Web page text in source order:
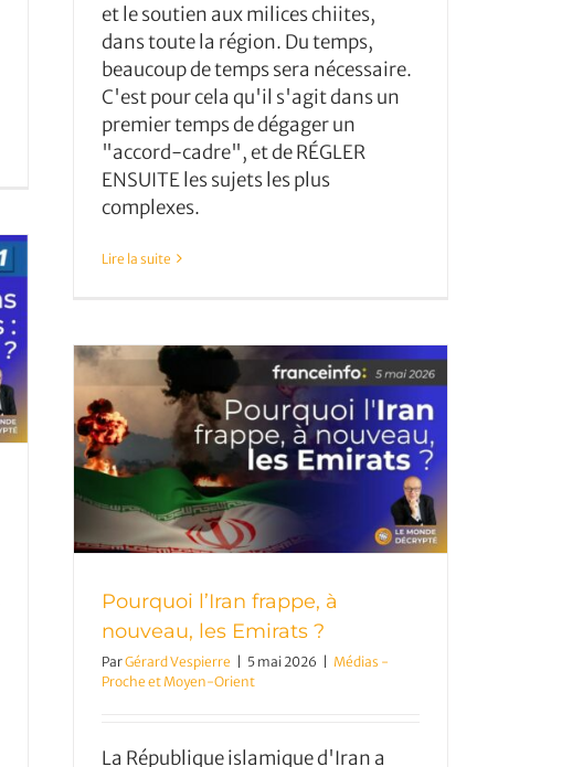
et le soutien aux milices chiites,
dans toute la région. Du temps,
beaucoup de temps sera nécessaire.
C'est pour cela qu'il s'agit dans un
premier temps de dégager un
"accord-cadre", et de RÉGLER
ENSUITE les sujets les plus
complexes.
Lire la suite
Pourquoi l’Iran frappe, à
nouveau, les Emirats ?
ParGérard Vespierre | 5 mai 2026 | Médias -
Proche et Moyen-Orient
La République islamique d'Iran a